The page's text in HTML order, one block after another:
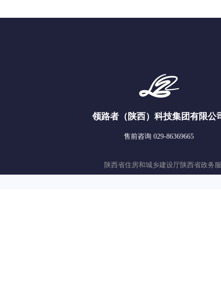
领路者（陕西）科技集团有限公
售前咨询 029-86369665
陕西省住房和城乡建设厅陕西省政务